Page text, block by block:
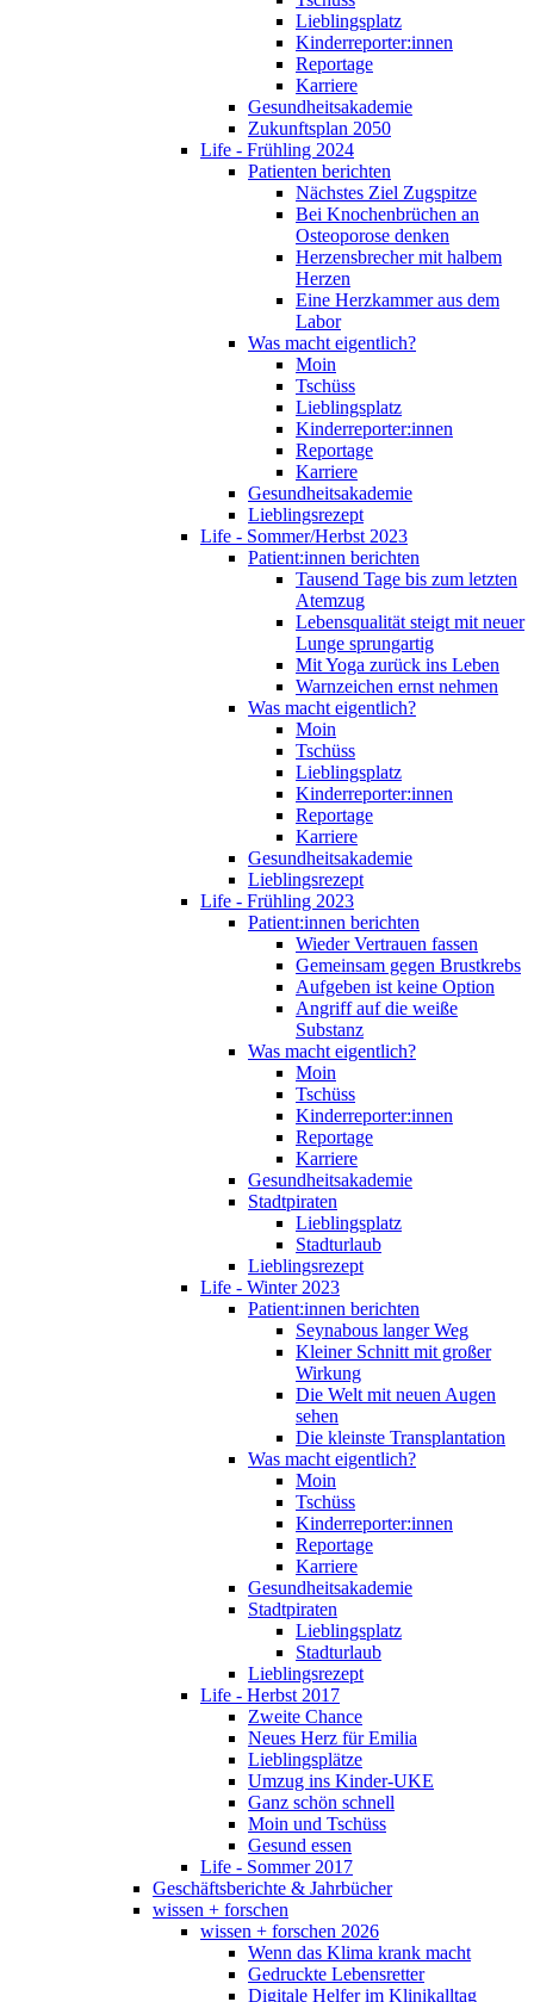
Lieblingsplatz
Kinderreporter:innen
Reportage
Karriere
Gesundheitsakademie
Zukunftsplan 2050
Life - Frühling 2024
Patienten berichten
Nächstes Ziel Zugspitze
Bei Knochenbrüchen an
Osteoporose denken
Herzensbrecher mit halbem
Herzen
Eine Herzkammer aus dem
Labor
Was macht eigentlich?
Moin
Tschüss
Lieblingsplatz
Kinderreporter:innen
Reportage
Karriere
Gesundheitsakademie
Lieblingsrezept
Life - Sommer/Herbst 2023
Patient:innen berichten
Tausend Tage bis zum letzten
Atemzug
Lebensqualität steigt mit neuer
Lunge sprungartig
Mit Yoga zurück ins Leben
Warnzeichen ernst nehmen
Was macht eigentlich?
Moin
Tschüss
Lieblingsplatz
Kinderreporter:innen
Reportage
Karriere
Gesundheitsakademie
Lieblingsrezept
Life - Frühling 2023
Patient:innen berichten
Wieder Vertrauen fassen
Gemeinsam gegen Brustkrebs
Aufgeben ist keine Option
Angriff auf die weiße
Substanz
Was macht eigentlich?
Moin
Tschüss
Kinderreporter:innen
Reportage
Karriere
Gesundheitsakademie
Stadtpiraten
Lieblingsplatz
Stadturlaub
Lieblingsrezept
Life - Winter 2023
Patient:innen berichten
Seynabous langer Weg
Kleiner Schnitt mit großer
Wirkung
Die Welt mit neuen Augen
sehen
Die kleinste Transplantation
Was macht eigentlich?
Moin
Tschüss
Kinderreporter:innen
Reportage
Karriere
Gesundheitsakademie
Stadtpiraten
Lieblingsplatz
Stadturlaub
Lieblingsrezept
Life - Herbst 2017
Zweite Chance
Neues Herz für Emilia
Lieblingsplätze
Umzug ins Kinder-UKE
Ganz schön schnell
Moin und Tschüss
Gesund essen
Life - Sommer 2017
Geschäftsberichte & Jahrbücher
wissen + forschen
wissen + forschen 2026
Wenn das Klima krank macht
Gedruckte Lebensretter
Digitale Helfer im Klinikalltag